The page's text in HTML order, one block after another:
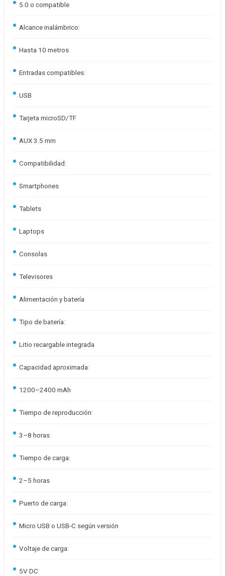
5.0 o compatible
Alcance inalámbrico:
Hasta 10 metros
Entradas compatibles:
USB
Tarjeta microSD/TF
AUX 3.5 mm
Compatibilidad:
Smartphones
Tablets
Laptops
Consolas
Televisores
Alimentación y batería
Tipo de batería:
Litio recargable integrada
Capacidad aproximada:
1200–2400 mAh
Tiempo de reproducción:
3–8 horas
Tiempo de carga:
2–5 horas
Puerto de carga:
Micro USB o USB-C según versión
Voltaje de carga:
5V DC